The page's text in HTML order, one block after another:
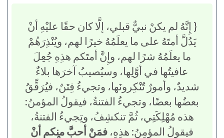
{ إِنَّهُ لم يكنْ نبيٌّ قبلي، إلَّا كان حقًا عليْهِ أنْ
يَدُلَّ أمتَهُ على ما يعلَمُهُ خيرًا لهم، ويُنْذِرَهُمْ
ما يعلَمُهُ شرًا لهم، وإِنَّ أمتَكم هذِهِ جُعِلَ
عافيتُها في أوَّلِها، وسيُصيبُ آخرَها بلاءٌ
شديدٌ، وأمورٌ تٌنْكِرونَها، وتجيءُ فِتَنٌ، فيُرَقِّقُ
بعضُها بعضًا، وتجيءُ الفتنةُ، فيقولُ المؤمنُ:
هذه مُهْلِكَتِي، ثُمَّ تنكشِفُ، وتِجيءُ الفتنةُ،
فيقولُ المؤمِنُ: هذِهِ، فمَنْ أحبَّ منكم أنْ